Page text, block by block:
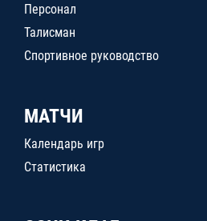
Персонал
Талисман
Спортивное руководство
МАТЧИ
Календарь игр
Статистика